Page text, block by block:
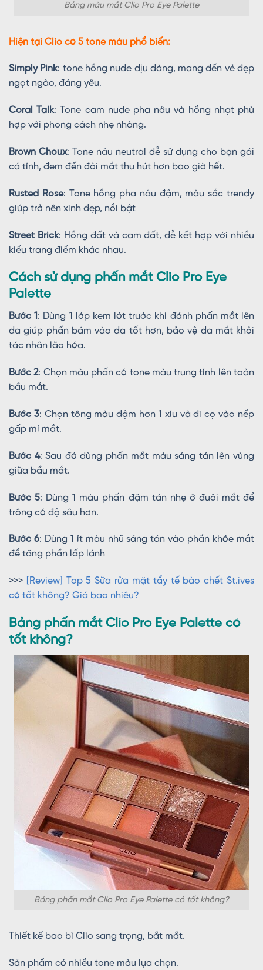
Bảng màu mắt Clio Pro Eye Palette
Hiện tại Clio có 5 tone màu phổ biến:
Simply Pink: tone hồng nude dịu dàng, mang đến vẻ đẹp
ngọt ngào, đáng yêu.
Coral Talk: Tone cam nude pha nâu và hồng nhạt phù
hợp với phong cách nhẹ nhàng.
Brown Choux: Tone nâu neutral dễ sử dụng cho bạn gái
cá tính, đem đến đôi mắt thu hút hơn bao giờ hết.
Rusted Rose: Tone hồng pha nâu đậm, màu sắc trendy
giúp trở nên xinh đẹp, nổi bật
Street Brick: Hồng đất và cam đất, dễ kết hợp với nhiều
kiểu trang điểm khác nhau.
Cách sử dụng phấn mắt Clio Pro Eye
Palette
Bước 1 : Dùng 1 lớp kem lót trước khi đánh phấn mắt lên
da giúp phấn bám vào da tốt hơn, bảo vệ da mắt khỏi
tác nhân lão hóa.
Bước 2: Chọn màu phấn có tone màu trung tính lên toàn
bầu mắt.
Bước 3: Chọn tông màu đậm hơn 1 xíu và đi cọ vào nếp
gấp mí mắt.
Bước 4: Sau đó dùng phấn mắt màu sáng tán lên vùng
giữa bầu mắt.
Bước 5: Dùng 1 màu phấn đậm tán nhẹ ở đuôi mắt để
trông có độ sâu hơn.
Bước 6: Dùng 1 ít màu nhũ sáng tán vào phần khóe mắt
để tăng phần lấp lánh
>>>
[Review] Top 5 Sữa rửa mặt tẩy tế bào chết St.ives
có tốt không? Giá bao nhiêu?
Bảng phấn mắt Clio Pro Eye Palette có
tốt không?
Bảng phấn mắt Clio Pro Eye Palette có tốt không?
Thiết kế bao bì Clio sang trọng, bắt mắt.
Sản phẩm có nhiều tone màu lựa chọn.